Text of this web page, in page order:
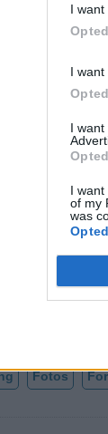
I want
I want
I
I
of my
was
Sombra5559
cosa
Camposeco
Fotos